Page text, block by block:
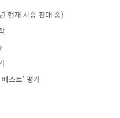
현재 시중 판매 중)
스트’ 평가